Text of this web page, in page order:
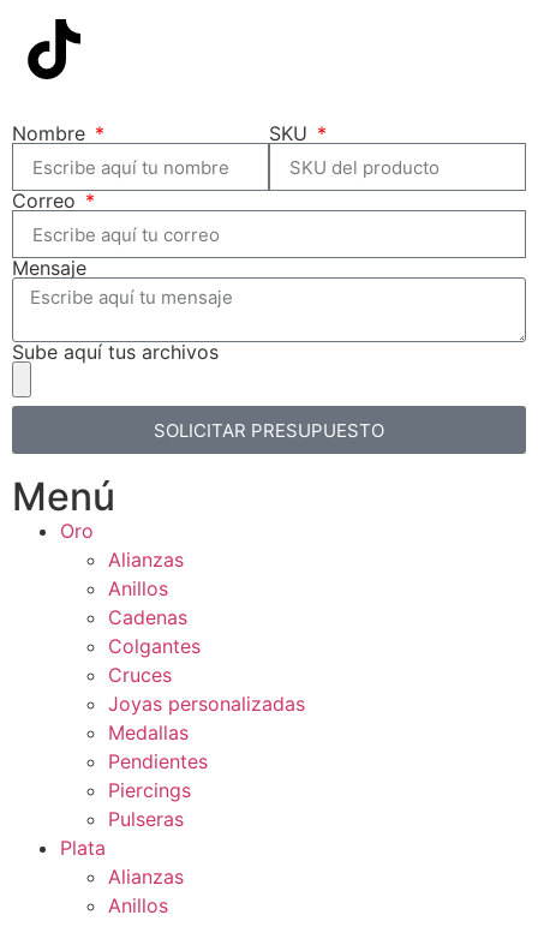
Nombre SKU
Correo
Mensaje
Sube aquí tus archivos
SOLICITAR PRESUPUESTO
Menú
Oro
Alianzas
Anillos
Cadenas
Colgantes
Cruces
Joyas personalizadas
Medallas
Pendientes
Piercings
Pulseras
Plata
Alianzas
Anillos